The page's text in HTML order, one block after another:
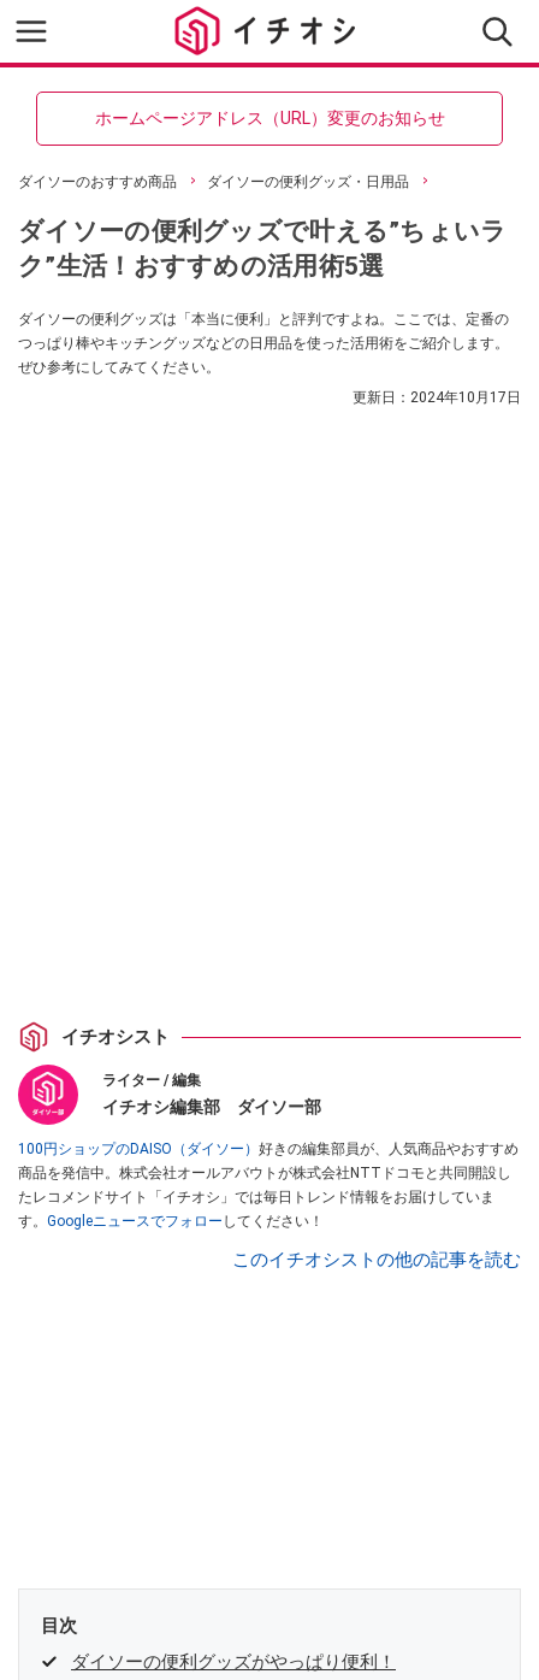
ホームページアドレス（URL）変更のお知らせ
ダイソーのおすすめ商品 ダイソーの便利グッズ・日用品
ダイソーの便利グッズで叶える”ちょいラ
ク”生活！おすすめの活用術5選
ダイソーの便利グッズは「本当に便利」と評判ですよね。ここでは、定番の
つっぱり棒やキッチングッズなどの日用品を使った活用術をご紹介します。
ぜひ参考にしてみてください。
更新日： 2024年10月17日
イチオシスト
ライター / 編集
イチオシ編集部 ダイソー部
100円ショップのDAISO（ダイソー） 好きの編集部員が、人気商品やおすすめ
商品を発信中。株式会社オールアバウトが株式会社NTTドコモと共同開設し
たレコメンドサイト「イチオシ」では毎日トレンド情報をお届けしていま
す。 Googleニュースでフォロー してください！
このイチオシストの他の記事を読む
目次
ダイソーの便利グッズがやっぱり便利！